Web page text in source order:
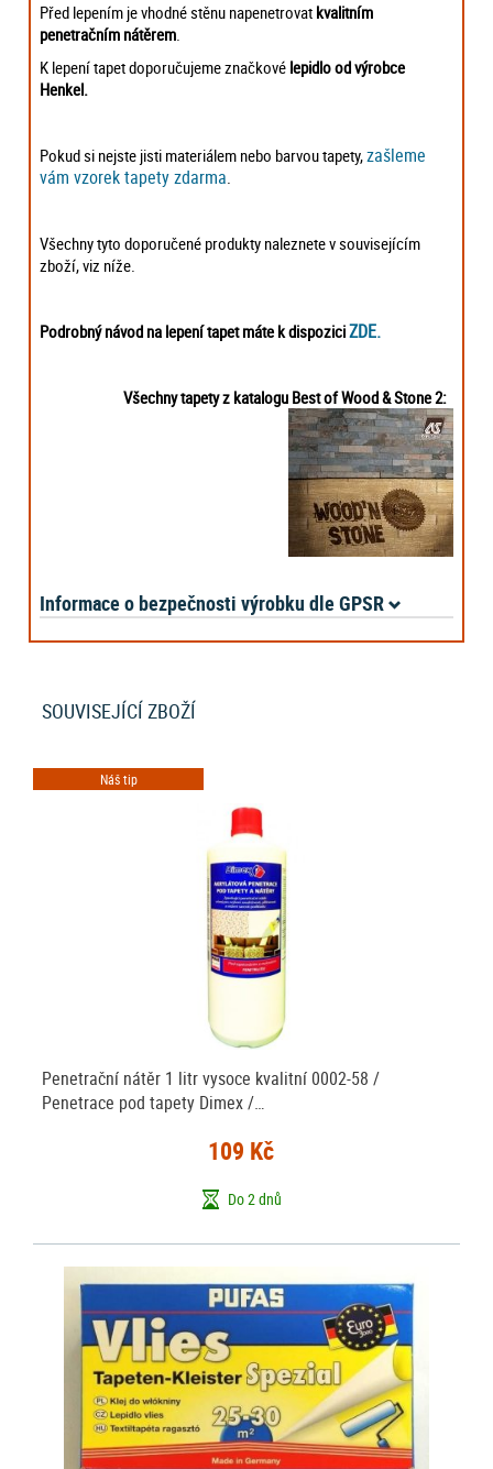
Před lepením je vhodné stěnu napenetrovat kvalitním
penetračním nátěrem.
K lepení tapet doporučujeme značkové lepidlo od výrobce
Henkel.
Pokud si nejste jisti materiálem nebo barvou tapety,zašleme
vám vzorek tapety zdarma.
Všechny tyto doporučené produkty naleznete v souvisejícím
zboží, viz níže.
Podrobný návod na lepení tapet máte k dispoziciZDE.
Všechny tapety z katalogu Best of Wood & Stone 2:
Informace o bezpečnosti výrobku dle GPSR
SOUVISEJÍCÍ ZBOŽÍ
Náš tip
Penetrační nátěr 1 litr vysoce kvalitní 0002-58 /
Penetrace pod tapety Dimex /…
109 Kč
Do 2 dnů